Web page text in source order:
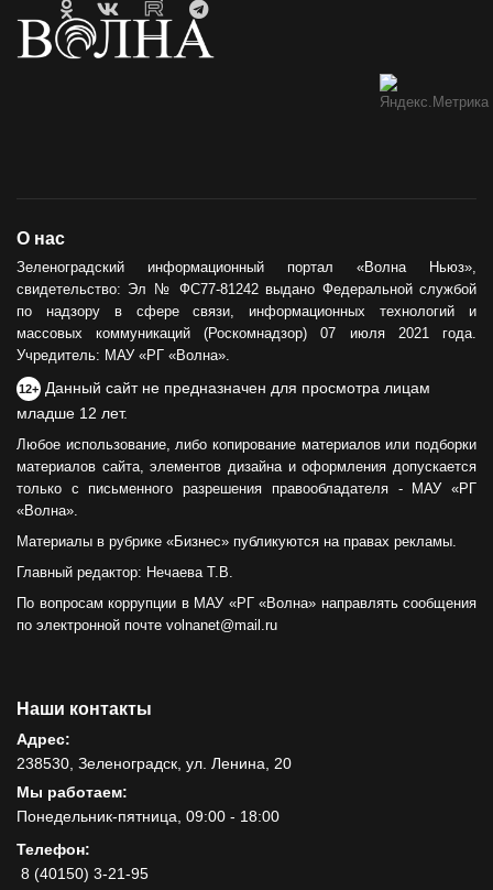
О нас
Зеленоградский информационный портал «Волна Ньюз»,
свидетельство: Эл № ФС77-81242 выдано Федеральной службой
по надзору в сфере связи, информационных технологий и
массовых коммуникаций (Роскомнадзор) 07 июля 2021 года.
Учредитель: МАУ «РГ «Волна».
12+ Данный сайт не предназначен для просмотра лицам
младше 12 лет.
Любое использование, либо копирование материалов или подборки
материалов сайта, элементов дизайна и оформления допускается
только с письменного разрешения правообладателя - МАУ «РГ
«Волна».
Материалы в рубрике «Бизнес» публикуются на правах рекламы.
Главный редактор: Нечаева Т.В.
По вопросам коррупции в МАУ «РГ «Волна» направлять сообщения
по электронной почте volnanet@mail.ru
Наши контакты
Адрес:
238530, Зеленоградск, ул. Ленина, 20
Мы работаем:
Понедельник-пятница, 09:00 - 18:00
Телефон:
8 (40150) 3-21-95